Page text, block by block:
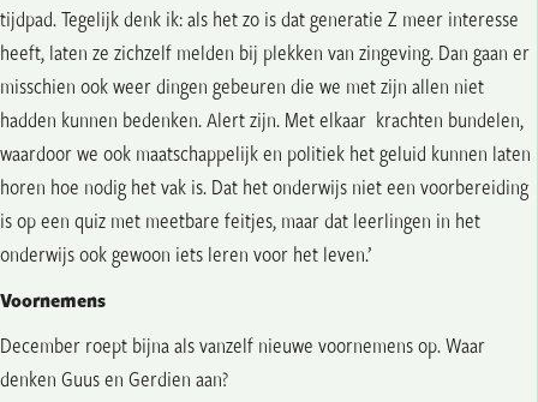
tijdpad. Tegelijk denk ik: als het zo is dat generatie Z meer interesse
heeft, laten ze zichzelf melden bij plekken van zingeving. Dan gaan er
misschien ook weer dingen gebeuren die we met zijn allen niet
hadden kunnen bedenken. Alert zijn. Met elkaar krachten bundelen,
waardoor we ook maatschappelijk en politiek het geluid kunnen laten
horen hoe nodig het vak is. Dat het onderwijs niet een voorbereiding
is op een quiz met meetbare feitjes, maar dat leerlingen in het
onderwijs ook gewoon iets leren voor het leven.’
Voornemens
December roept bijna als vanzelf nieuwe voornemens op. Waar
denken Guus en Gerdien aan?